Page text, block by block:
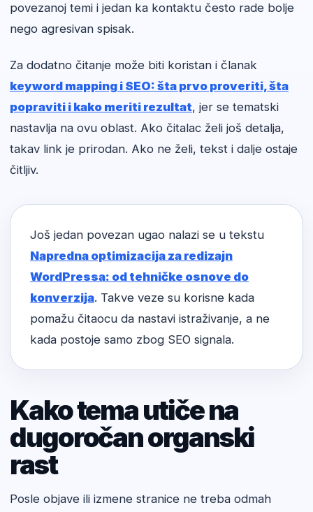
povezanoj temi i jedan ka kontaktu često rade bolje
nego agresivan spisak.
Za dodatno čitanje može biti koristan i članak
keyword mapping i SEO: šta prvo proveriti, šta
popraviti i kako meriti rezultat, jer se tematski
nastavlja na ovu oblast. Ako čitalac želi još detalja,
takav link je prirodan. Ako ne želi, tekst i dalje ostaje
čitljiv.
Još jedan povezan ugao nalazi se u tekstu
Napredna optimizacija za redizajn
WordPressa: od tehničke osnove do
konverzija. Takve veze su korisne kada
pomažu čitaocu da nastavi istraživanje, a ne
kada postoje samo zbog SEO signala.
Kako tema utiče na
dugoročan organski
rast
Posle objave ili izmene stranice ne treba odmah